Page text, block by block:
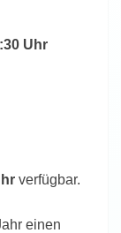
Uhr
verfügbar.
einen